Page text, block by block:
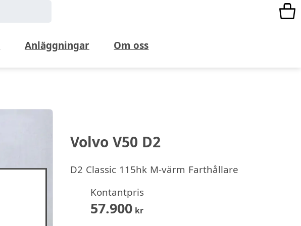
Anläggningar Om oss
Volvo V50 D2
D2 Classic 115hk M-värm Farthållare
Kontantpris
57.900kr